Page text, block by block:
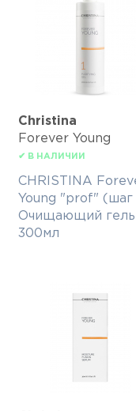
Christina
Forever Young
✔ В НАЛИЧИИ
CHRISTINA
Young "prof" (шаг
Очищающий гель
300мл